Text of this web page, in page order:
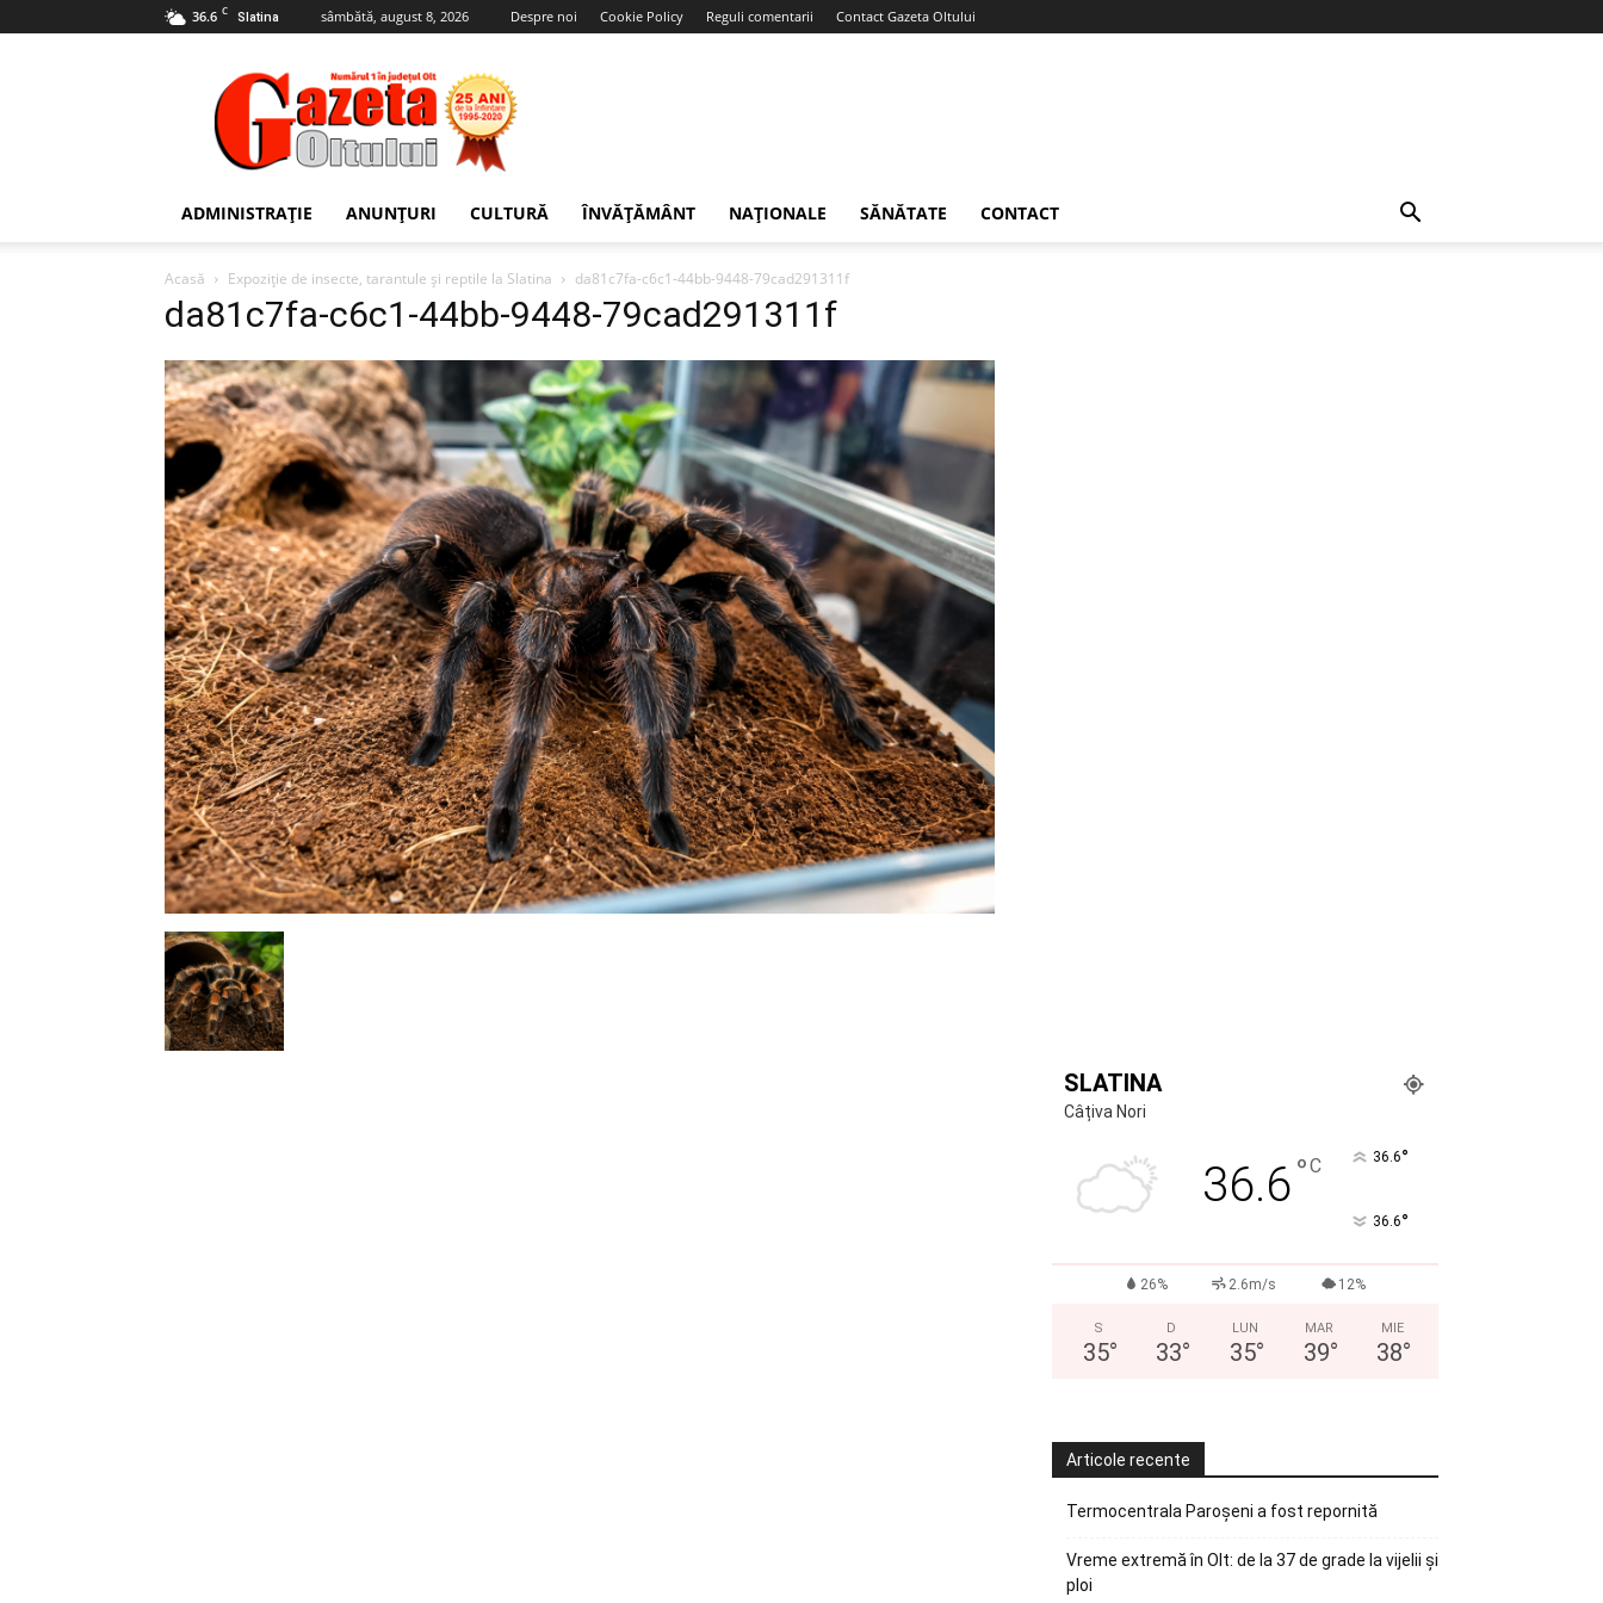
36.6 C Slatina sâmbătă, august 8, 2026 Despre noi Cookie Policy Reguli comentarii Contact Gazeta Oltului
Gazeta
Oltului
ADMINISTRAȚIE ANUNȚURI CULTURĂ ÎNVĂȚĂMÂNT NAȚIONALE SĂNĂTATE CONTACT
Acasă Expoziție de insecte, tarantule și reptile la Slatina da81c7fa-c6c1-44bb-9448-79cad291311f
da81c7fa-c6c1-44bb-9448-79cad291311f
SLATINA
Câțiva Nori
36.6°C 36.6°
36.6°
26% 2.6m/s 12%
S
35°
D
33°
LUN
35°
MAR
39°
MIE
38°
Articole recente
Termocentrala Paroșeni a fost repornită
Vreme extremă în Olt: de la 37 de grade la vijelii și
ploi